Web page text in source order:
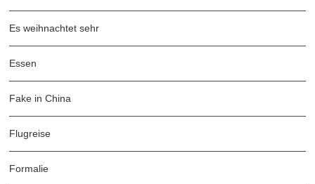
Es weihnachtet sehr
Essen
Fake in China
Flugreise
Formalie